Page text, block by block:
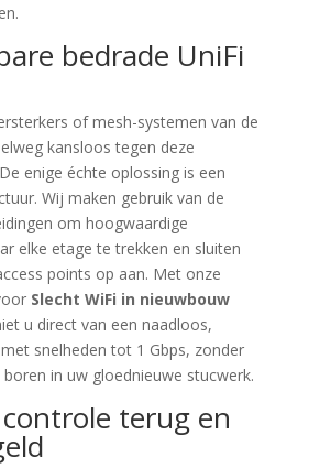
bedrade UniFi
of mesh-systemen van de
kansloos tegen deze
enige échte oplossing is een
Wij maken gebruik van de
om hoogwaardige
elke etage te trekken en sluiten
points op aan. Met onze
Slecht WiFi in nieuwbouw
u direct van een naadloos,
snelheden tot 1 Gbps, zonder
in uw gloednieuwe stucwerk.
terug en